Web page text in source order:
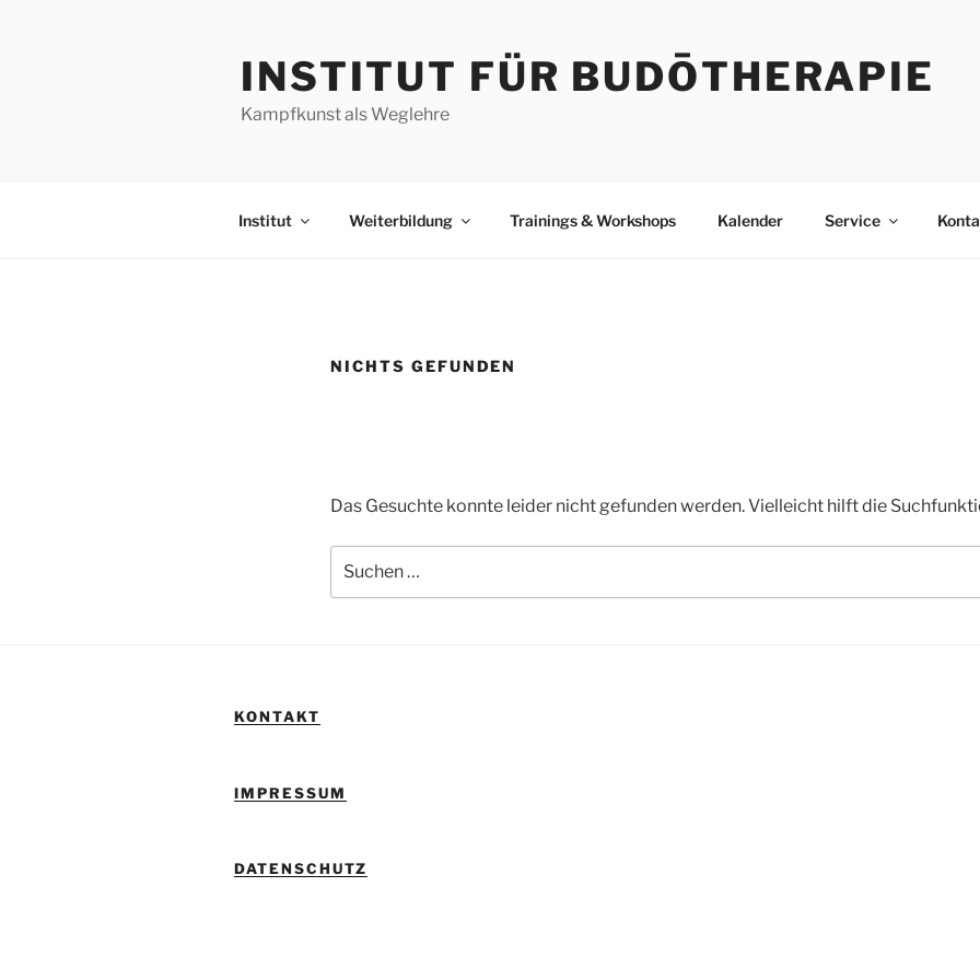
INSTITUT FÜR BUDŌTHERAPIE
Kampfkunst als Weglehre
Institut Weiterbildung Trainings & Workshops Kalender Service
NICHTS GEFUNDEN
Das Gesuchte konnte leider nicht gefunden werden. Vielleicht hilft die
nach:
KONTAKT
IMPRESSUM
DATENSCHUTZ